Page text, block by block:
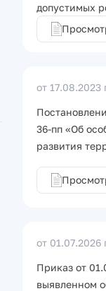
допустимых
от 17.08.2023
36-пп «Об
развития
от 01.07.2026
Приказ от
выявленном